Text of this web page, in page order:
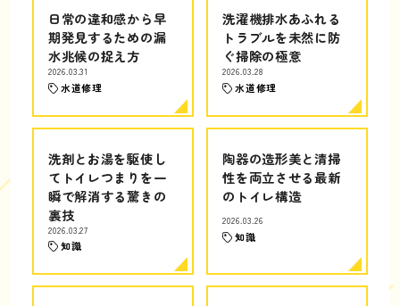
日常の違和感から早
期発見するための漏
水兆候の捉え方
2026.03.31
水道修理
洗濯機排水あふれる
トラブルを未然に防
ぐ掃除の極意
2026.03.28
水道修理
洗剤とお湯を駆使し
てトイレつまりを一
瞬で解消する驚きの
裏技
2026.03.27
知識
陶器の造形美と清掃
性を両立させる最新
のトイレ構造
2026.03.26
知識